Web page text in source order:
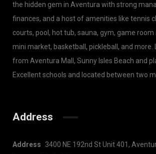
the hidden gem in Aventura with strong
finances, and a host of amenities like tennis
courts, pool, hot tub, sauna, gym, game
mini market, basketball, pickleball, and more.
from Aventura Mall, Sunny Isles Beach and
Excellent schools and located between two
Address
Address
3400 NE 192nd St Unit 401,